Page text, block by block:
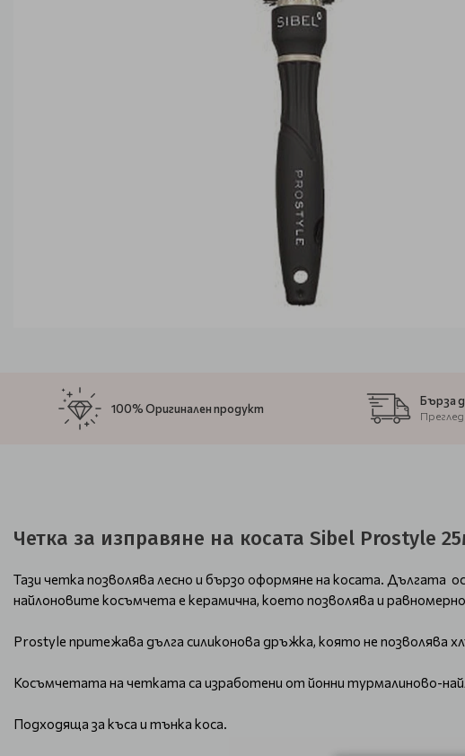
100% Оригинален продукт
Бърза
Четка за изправяне на косата Sibel Prostyle
Тази четка позволява лесно и бързо оформяне на косата. Дългата
найлоновите косъмчета е керамична, което позволява и
Prostyle притежава дълга силиконова дръжка, която не позволява
Косъмчетата на четката са изработени от йонни турмалиново-
Подходяща за къса и тънка коса.